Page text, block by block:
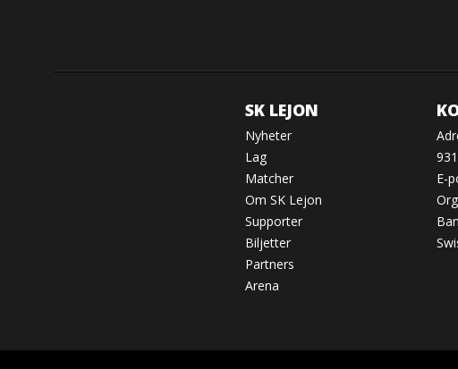
SK LEJON
Nyheter
Lag
Matcher
Om SK Lejon
Supporter
Biljetter
Partners
Arena
E-